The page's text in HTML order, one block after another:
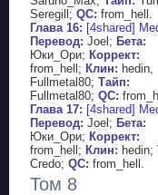
Seregill; QC: from_hell.
Глава 16: [4shared]
Перевод: Joel; Бета:
Юки_Ори; Коррект:
from_hell; Клин: hedin,
Fullmetal80; Тайп:
Fullmetal80; QC:
Глава 17: [4shared]
Перевод: Joel; Бета:
Юки_Ори; Коррект:
from_hell; Клин: hedin;
Credo; QC: from_hell.
Том 8